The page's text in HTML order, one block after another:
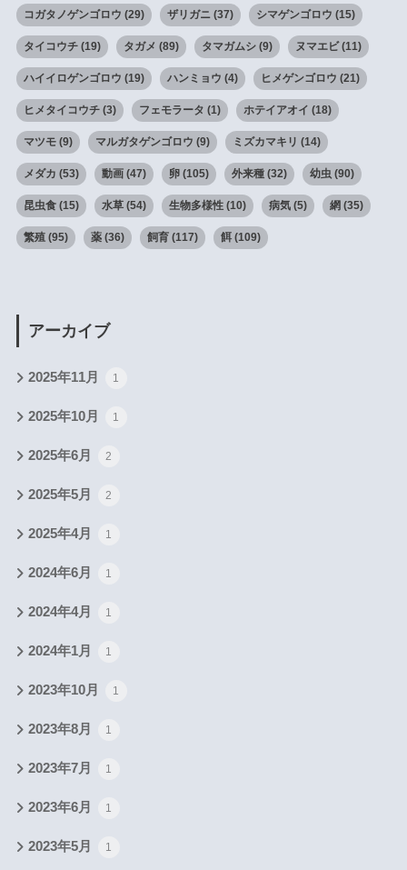
コガタノゲンゴロウ (29) ザリガニ(37) シマゲンゴロウ (15)
タイコウチ(19) タガメ (89) タマガムシ(9) ヌマエビ(11)
ハイイロゲンゴロウ (19) ハンミョウ (4) ヒメゲンゴロウ (21)
ヒメタイコウチ(3) フェモラータ (1) ホテイアオイ (18)
マツモ(9) マルガタゲンゴロウ (9) ミズカマキリ (14)
メダカ (53) 動画(47) 卵(105) 外来種(32) 幼虫(90)
昆虫食(15) 水草(54) 生物多様性(10) 病気(5) 網(35)
繁殖(95) 薬(36) 飼育(117) 餌(109)
アーカイブ
2025年11月 1
2025年10月 1
2025年6月 2
2025年5月 2
2025年4月 1
2024年6月 1
2024年4月 1
2024年1月 1
2023年10月 1
2023年8月 1
2023年7月 1
2023年6月 1
2023年5月 1